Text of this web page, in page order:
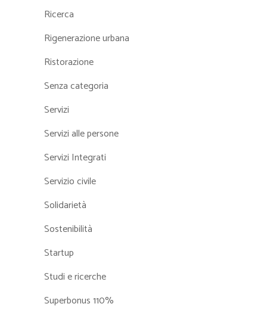
Ricerca
Rigenerazione urbana
Ristorazione
Senza categoria
Servizi
Servizi alle persone
Servizi Integrati
Servizio civile
Solidarietà
Sostenibilità
Startup
Studi e ricerche
Superbonus 110%